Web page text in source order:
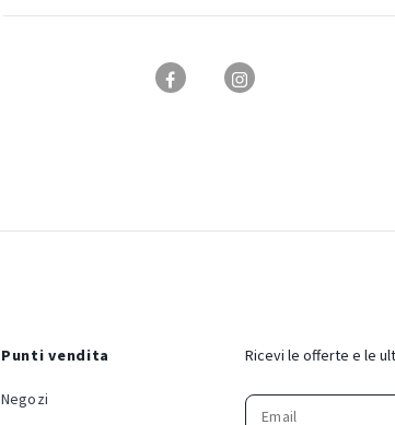
Punti vendita
Negozi
Ricevi le offerte e le